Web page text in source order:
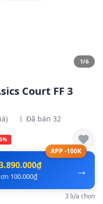
1/6
Court FF 3
Đã bán 32
APP -100K
→
100.000₫
3 lựa chọn